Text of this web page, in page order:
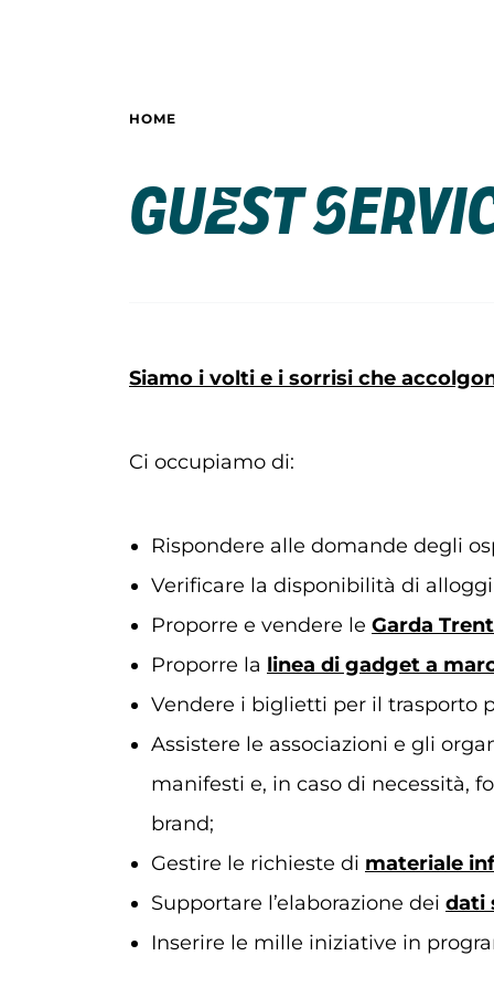
HOME
Guest
Siamo i volti e i sorrisi che
Ci occupiamo di:
Rispondere alle domande degli
Verificare la disponibilità di
Proporre e vendere le Garda
Proporre la linea di gadget a
Vendere i biglietti per il trasporto
Assistere le associazioni e gli
manifesti e, in caso di necessità,
brand;
Gestire le richieste di materiale
Supportare l’elaborazione dei dati
Inserire le mille iniziative in